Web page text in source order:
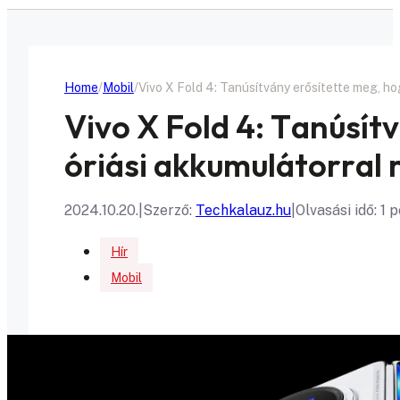
Home Mobil Vivo X Fold 4: Tanúsítvány erősítette meg,
Vivo X Fold 4:
óriási akkumulátorral
2024.10.20. Szerző: Techkalauz.hu Olvasási idő: 1
Hír
Mobil